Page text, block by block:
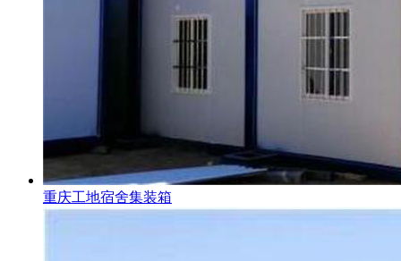
重庆工地宿舍集装箱